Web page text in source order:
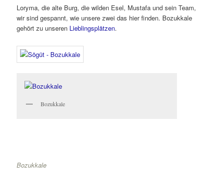
Loryma, die alte Burg, die wilden Esel, Mustafa und sein Team,
wir sind gespannt, wie unsere zwei das hier finden. Bozukkale
gehört zu unseren Lieblingsplätzen.
Bozukkale
Bozukkale